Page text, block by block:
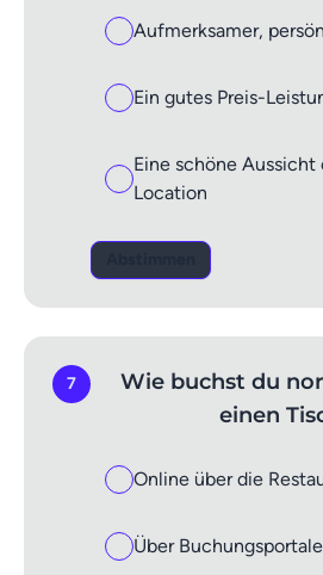
Aufmerksamer,
Ein gutes Preis-
Eine schöne Aussicht
Location
7
Wie buchst du
einen
Online über die
Über